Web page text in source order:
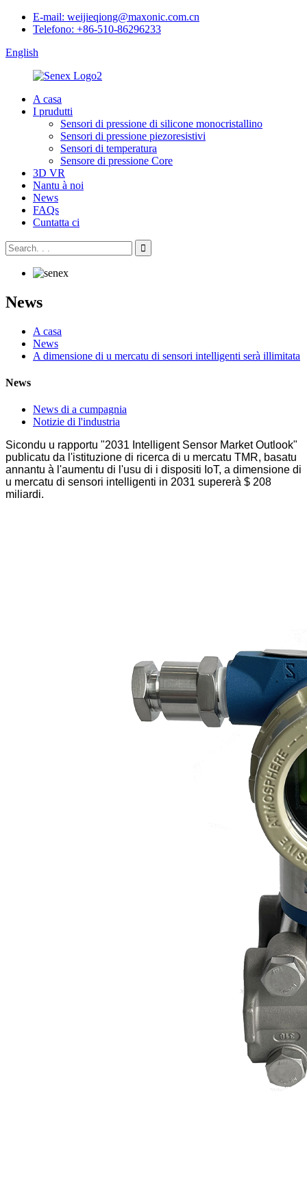
E-mail: weijieqiong@maxonic.com.cn
Telefono: +86-510-86296233
English
A casa
I prudutti
Sensori di pressione di silicone monocristallino
Sensori di pressione piezoresistivi
Sensori di temperatura
Sensore di pressione Core
3D VR
Nantu à noi
News
FAQs
Cuntatta ci
News
A casa
News
A dimensione di u mercatu di sensori intelligenti serà illimitata
News
News di a cumpagnia
Notizie di l'industria
Sicondu u rapportu "2031 Intelligent Sensor Market Outlook"
publicatu da l'istituzione di ricerca di u mercatu TMR, basatu
annantu à l'aumentu di l'usu di i dispositi IoT, a dimensione di
u mercatu di sensori intelligenti in 2031 supererà $ 208
miliardi.